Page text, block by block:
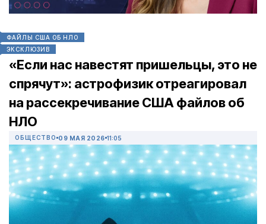
ФАЙЛЫ США ОБ НЛО
ЭКСКЛЮЗИВ
«Если нас навестят пришельцы, это не
спрячут»: астрофизик отреагировал
на рассекречивание США файлов об
НЛО
ОБЩЕСТВО 09 МАЯ 2026 11:05